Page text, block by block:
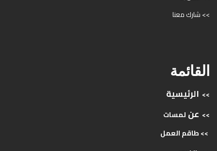
>> شارك معنا
القائمة
>> الرئيسية
>> عن لمسات
>> طاقمالعمل